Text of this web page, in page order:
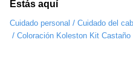
Estás aquí
Cuidado personal / Cuidado del
/ Coloración Koleston Kit